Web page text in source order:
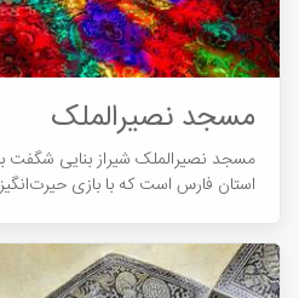
مسجد نصیرالملک
مسجد نصیرالملک شیراز بنایی شگفت
استان فارس است که با بازی